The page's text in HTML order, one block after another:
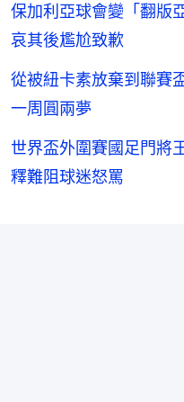
保加利亞球會變「翻
哀其後尷尬致歉
從被紐卡素放棄到聯
一周圓兩夢
世界盃外圍賽國足門
釋難阻球迷怒罵